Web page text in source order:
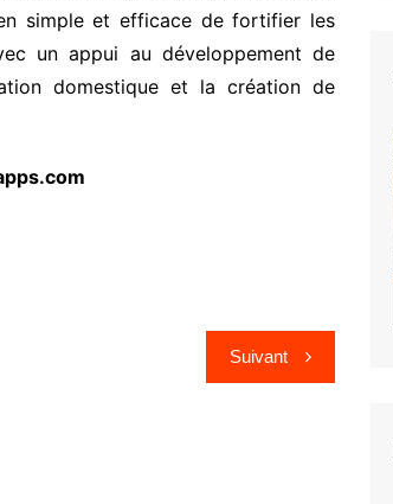
simple et efficace de fortifier les
un appui au développement de
domestique et la création de
Suivant